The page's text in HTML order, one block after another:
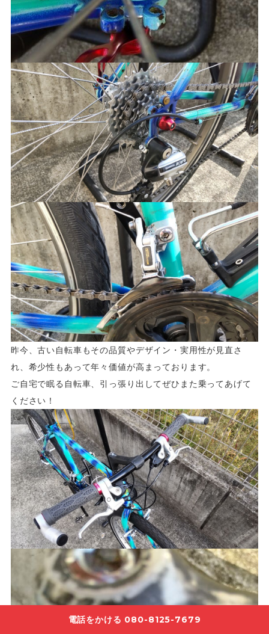
昨今、古い自転車もその品質やデザイン・実用性が見直さ
れ、希少性もあって年々価値が高まっております。
ご自宅で眠る自転車、引っ張り出してぜひまた乗ってあげて
ください！
電話をかける 080-8125-7679